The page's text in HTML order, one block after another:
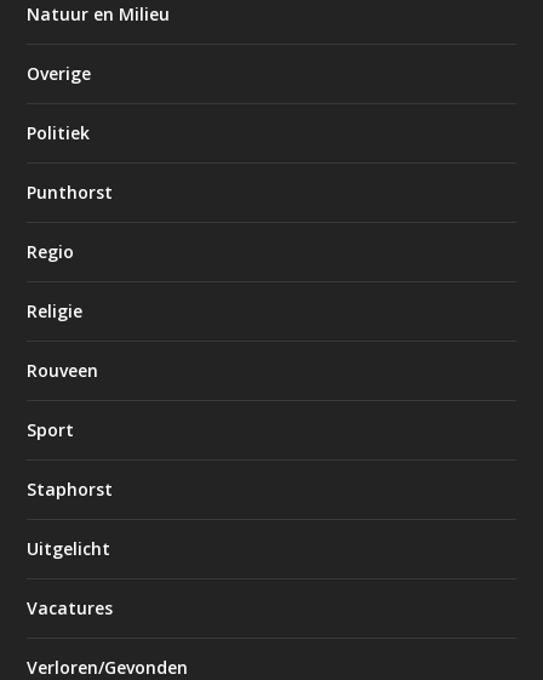
Natuur en Milieu
Overige
Politiek
Punthorst
Regio
Religie
Rouveen
Sport
Staphorst
Uitgelicht
Vacatures
Verloren/Gevonden